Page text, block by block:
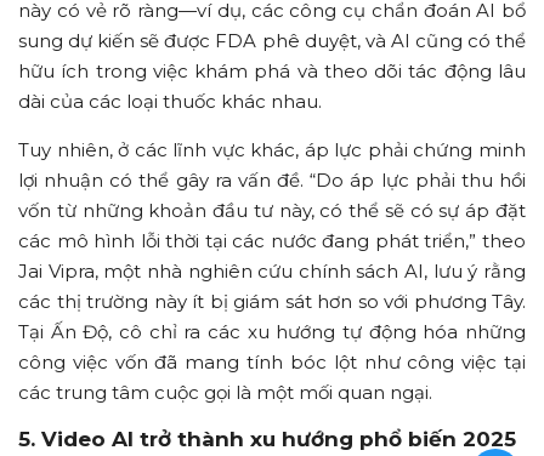
này có vẻ rõ ràng—ví dụ, các công cụ chẩn đoán AI bổ
sung dự kiến sẽ được FDA phê duyệt, và AI cũng có thể
hữu ích trong việc khám phá và theo dõi tác động lâu
dài của các loại thuốc khác nhau.
Tuy nhiên, ở các lĩnh vực khác, áp lực phải chứng minh
lợi nhuận có thể gây ra vấn đề. “Do áp lực phải thu hồi
vốn từ những khoản đầu tư này, có thể sẽ có sự áp đặt
các mô hình lỗi thời tại các nước đang phát triển,” theo
Jai Vipra, một nhà nghiên cứu chính sách AI, lưu ý rằng
các thị trường này ít bị giám sát hơn so với phương Tây.
Tại Ấn Độ, cô chỉ ra các xu hướng tự động hóa những
công việc vốn đã mang tính bóc lột như công việc tại
các trung tâm cuộc gọi là một mối quan ngại.
5. Video AI trở thành xu hướng phổ biến 2025